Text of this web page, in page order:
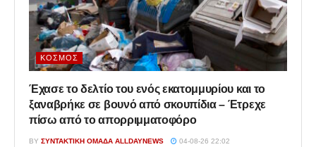
ΚΌΣΜΟΣ
Έχασε το δελτίο του ενός εκατομμυρίου και το
ξαναβρήκε σε βουνό από σκουπίδια – Έτρεχε
πίσω από το απορριμματοφόρο
BY ΣΥΝΤΑΚΤΙΚΉ ΟΜΆΔΑ ALLDAYNEWS 04-08-26 22:02